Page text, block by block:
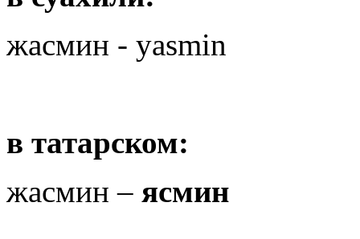
жасмин - yasmin
в татарском:
жасмин – ясмин